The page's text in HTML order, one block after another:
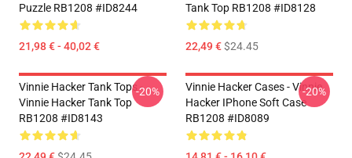
Puzzle RB1208 #ID8244
21,98 € - 40,02 €
Tank Top RB1208 #ID8128
22,49 €$24.45
Vinnie Hacker Tank Tops -
Vinnie Hacker Tank Top
RB1208 #ID8143
-20%
Vinnie Hacker Cases - Vinnie
Hacker IPhone Soft Case
RB1208 #ID8089
-20%